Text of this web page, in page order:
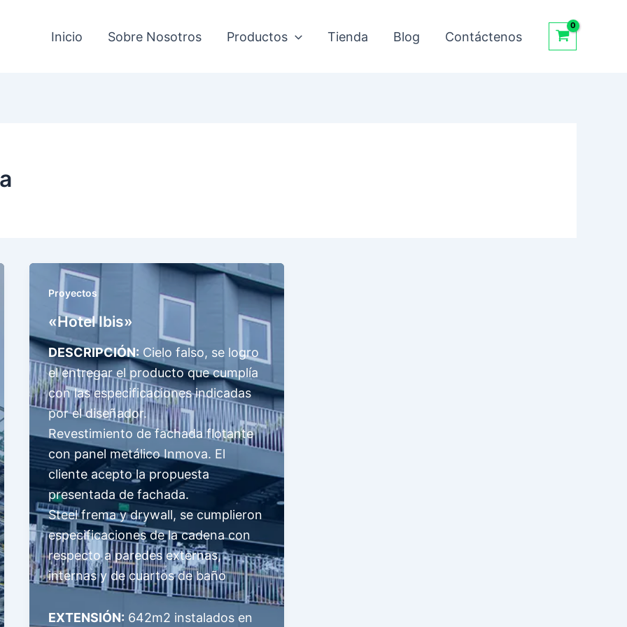
Inicio Sobre Nosotros Productos Tienda Blog Contáctenos
Proyectos
«Hotel Ibis»
DESCRIPCIÓN: Cielo falso, se logro
el entregar el producto que cumplía
con las especificaciones indicadas
por el diseñador.
Revestimiento de fachada flotante
con panel metálico Inmova. El
cliente acepto la propuesta
presentada de fachada.
Steel frema y drywall, se cumplieron
especificaciones de la cadena con
respecto a paredes externas,
internas y de cuartos de baño
EXTENSIÓN: 642m2 instalados en